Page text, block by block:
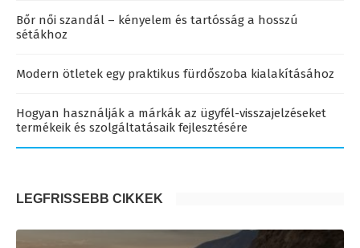
Bőr női szandál – kényelem és tartósság a hosszú
sétákhoz
Modern ötletek egy praktikus fürdőszoba kialakításához
Hogyan használják a márkák az ügyfél-visszajelzéseket
termékeik és szolgáltatásaik fejlesztésére
LEGFRISSEBB CIKKEK